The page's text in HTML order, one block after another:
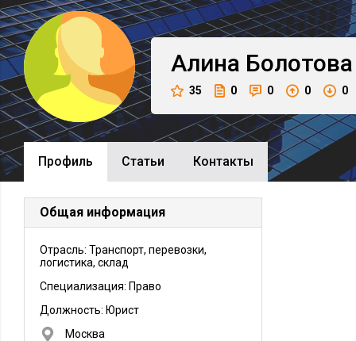
Алина Болотова
35 0 0 0 0
Профиль Cтатьи Контакты
Общая информация
Отрасль: Транспорт, перевозки,
логистика, склад
Специализация: Право
Должность: Юрист
Москва